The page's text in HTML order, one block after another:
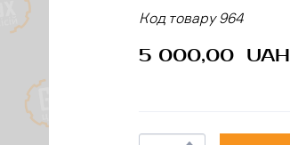
Код товару 964
5 000,00  UAH